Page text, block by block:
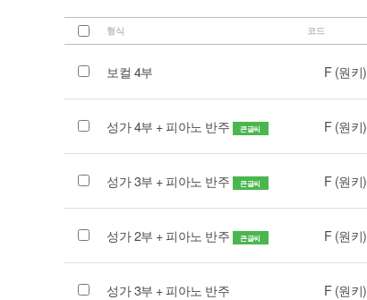
형식 코드
보컬 4부 F (원키)
성가 4부 + 피아노 반주 큰글씨 F (원키)
성가 3부 + 피아노 반주 큰글씨 F (원키)
성가 2부 + 피아노 반주 큰글씨 F (원키)
성가 3부 + 피아노 반주 F (원키)